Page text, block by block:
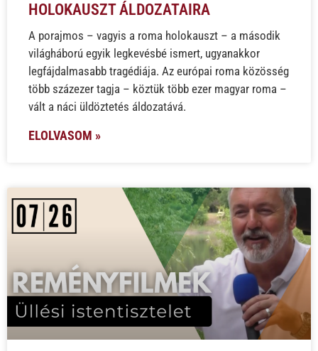
HOLOKAUSZT ÁLDOZATAIRA
A porajmos – vagyis a roma holokauszt – a második
világháború egyik legkevésbé ismert, ugyanakkor
legfájdalmasabb tragédiája. Az európai roma közösség
több százezer tagja – köztük több ezer magyar roma –
vált a náci üldöztetés áldozatává.
ELOLVASOM »